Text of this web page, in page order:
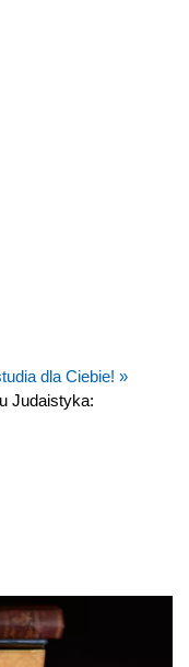
dla Ciebie! »
Judaistyka: